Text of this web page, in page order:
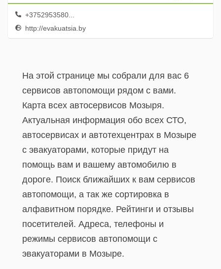
+3752953580...
http://evakuatsia.by
На этой странице мы собрали для вас 6
сервисов автопомощи рядом с вами.
Карта всех автосервисов Мозыря.
Актуальная информация обо всех СТО,
автосервисах и автотехцентрах в Мозыре
с эвакуаторами, которые придут на
помощь вам и вашему автомобилю в
дороге. Поиск ближайших к вам сервисов
автопомощи, а так же сортировка в
алфавитном порядке. Рейтинги и отзывы
посетителей. Адреса, телефоны и
режимы сервисов автопомощи с
эвакуаторами в Мозыре.